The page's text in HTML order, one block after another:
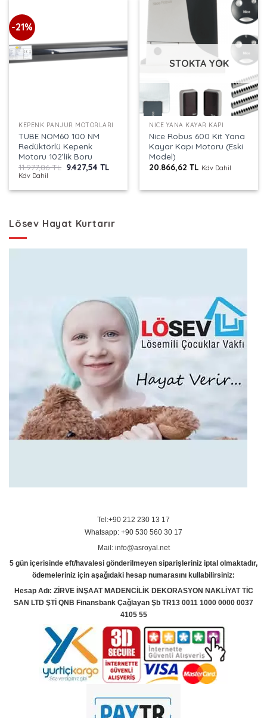
-21%
KEPENK PANJUR MOTORLARI
TUBE NOM60 100 NM
Redüktörlü Kepenk
Motoru 102’lik Boru
11.977,86TL Orijinal
9.427,54TL
9.427,54 TL.
Kdv Dahil
STOKTA YOK
NICE YANA KAYAR KAPI
Nice Robus 600 Kit Yana
Kayar Kapı Motoru (Eski
Model)
20.866,62TL Kdv Dahil
Lösev Hayat Kurtarır
Tel:+90 212 230 13 17
Whatsapp: +90 530 560 30 17
Mail: info@asroyal.net
5 gün içerisinde eft/havalesi gönderilmeyen siparişleriniz iptal olmaktadır,
ödemeleriniz için aşağıdaki hesap numarasını kullabilirsiniz:
Hesap Adı: ZİRVE İNŞAAT MADENCİLİK DEKORASYON NAKLİYAT TİC
SAN LTD ŞTİ QNB Finansbank Çağlayan Şb TR13 0011 1000 0000 0037
4105 55